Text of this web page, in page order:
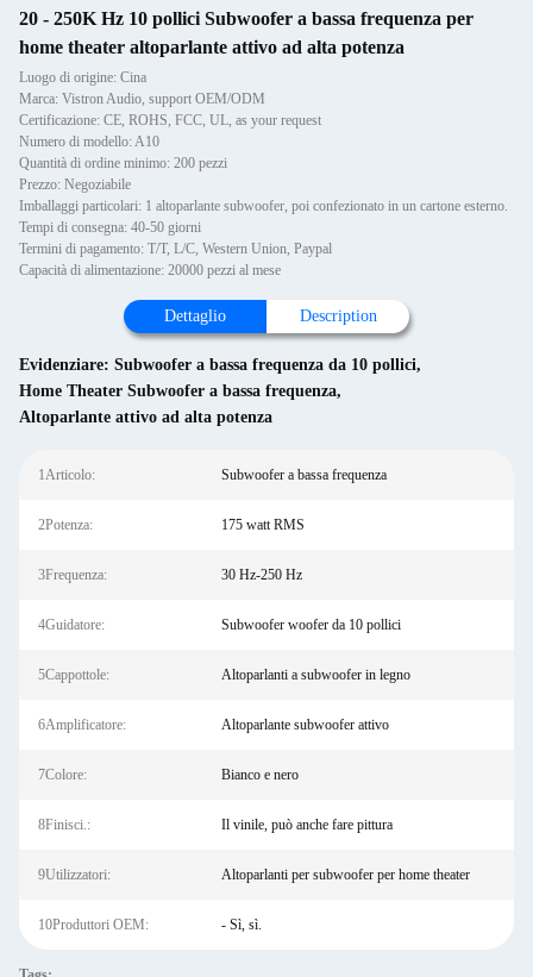
20 - 250K Hz 10 pollici Subwoofer a bassa frequenza per
home theater altoparlante attivo ad alta potenza
Luogo di origine: Cina
Marca: Vistron Audio, support OEM/ODM
Certificazione: CE, ROHS, FCC, UL, as your request
Numero di modello: A10
Quantità di ordine minimo: 200 pezzi
Prezzo: Negoziabile
Imballaggi particolari: 1 altoparlante subwoofer, poi confezionato in un cartone esterno.
Tempi di consegna: 40-50 giorni
Termini di pagamento: T/T, L/C, Western Union, Paypal
Capacità di alimentazione: 20000 pezzi al mese
Dettaglio Description
Evidenziare: Subwoofer a bassa frequenza da 10 pollici,
Home Theater Subwoofer a bassa frequenza,
Altoparlante attivo ad alta potenza
1Articolo: Subwoofer a bassa frequenza
2Potenza: 175 watt RMS
3Frequenza: 30 Hz-250 Hz
4Guidatore: Subwoofer woofer da 10 pollici
5Cappottole: Altoparlanti a subwoofer in legno
6Amplificatore: Altoparlante subwoofer attivo
7Colore: Bianco e nero
8Finisci.: Il vinile, può anche fare pittura
9Utilizzatori: Altoparlanti per subwoofer per home theater
10Produttori OEM: - Sì, sì.